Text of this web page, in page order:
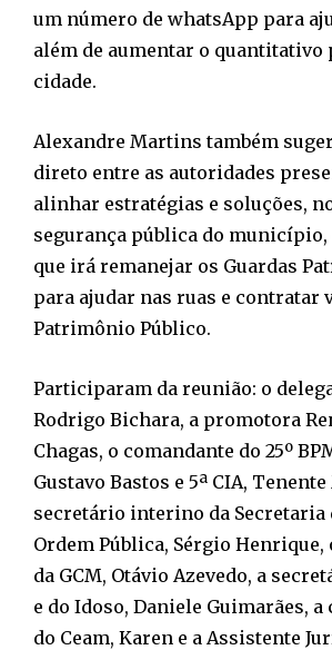
um número de whatsApp para
além de aumentar o
cidade.
Alexandre Martins também
direto entre as autoridades
alinhar estratégias e soluções,
segurança pública do
que irá remanejar os Guardas
para ajudar nas ruas e contratar
Patrimônio Público.
Participaram da reunião: o
Rodrigo Bichara, a promotora
Chagas, o comandante do 25º
Gustavo Bastos e 5ª CIA,
secretário interino da Secretaria
Ordem Pública, Sérgio Henrique,
da GCM, Otávio Azevedo, a
e do Idoso, Daniele Guimarães,
do Ceam, Karen e a Assistente